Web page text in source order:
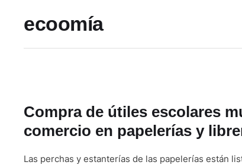
ecoomía
Compra de útiles escolares
comercio en papelerías y
Las perchas y estanterías de las papelerías están